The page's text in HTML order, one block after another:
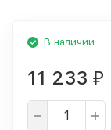
В наличии
11 233 ₽